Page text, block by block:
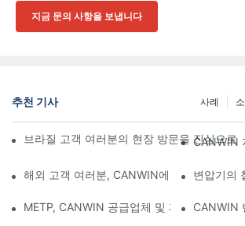
지금 문의 사항을 보냅니다
추천 기사 사례
브라질 고객 여러분의 현장 방문을 진심으
CANWIN
해외 고객 여러분, CANWIN에 오신 것을 진
변압기의
METP, CANWIN 공급업체 및 제조업체 방문
CANWIN